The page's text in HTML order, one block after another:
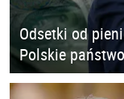
Odsetki od
Polskie